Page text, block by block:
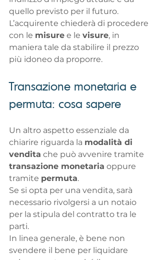
quello previsto per il futuro.
L’acquirente chiederà di procedere
con le misure e le visure, in
maniera tale da stabilire il prezzo
più idoneo da proporre.
Transazione monetaria e
permuta: cosa sapere
Un altro aspetto essenziale da
chiarire riguarda la modalità di
vendita che può avvenire tramite
transazione monetaria oppure
tramite permuta.
Se si opta per una vendita, sarà
necessario rivolgersi a un notaio
per la stipula del contratto tra le
parti.
In linea generale, è bene non
svendere il bene per liquidare